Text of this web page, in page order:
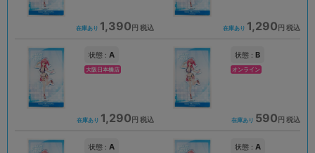
在庫あり 1,390円 税込 在庫あり 1,290円 税込
状態 : A
大阪日本橋店
在庫あり 1,290円 税込
状態 : B
オンライン
在庫あり 590円 税込
状態 : A 状態 : A